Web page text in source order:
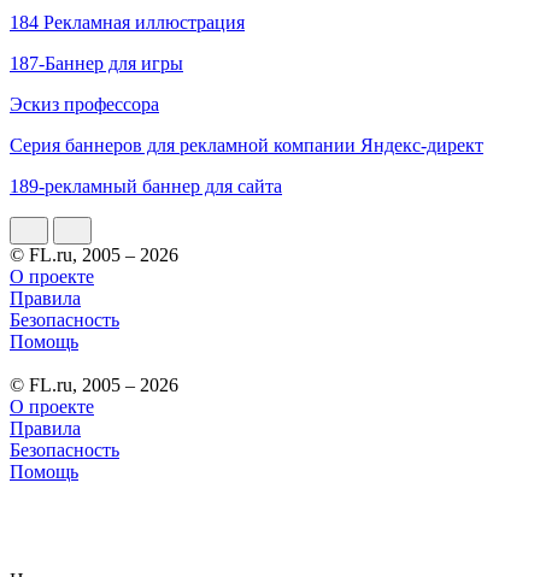
184 Рекламная иллюстрация
187-Баннер для игры
Эскиз профессора
Серия баннеров для рекламной компании Яндекс-директ
189-рекламный баннер для сайта
© FL.ru, 2005 – 2026
О проекте
Правила
Безопасность
Помощь
© FL.ru, 2005 – 2026
О проекте
Правила
Безопасность
Помощь